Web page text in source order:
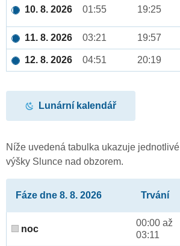
10. 8. 2026 01:55 19:25
11. 8. 2026 03:21 19:57
12. 8. 2026 04:51 20:19
Lunární kalendář
Níže uvedená tabulka ukazuje jednotlivé
výšky Slunce nad obzorem.
Fáze dne 8. 8. 2026 Trvání
noc
00:00 až
03:11